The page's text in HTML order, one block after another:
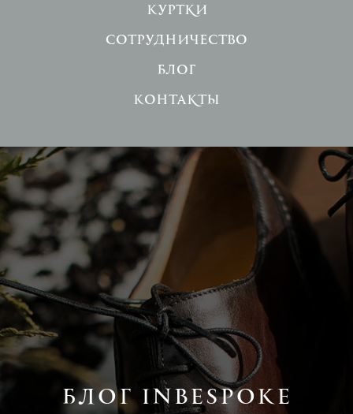
Куртки
Сотрудничество
Блог
Контакты
БЛОГ INBESPOKE